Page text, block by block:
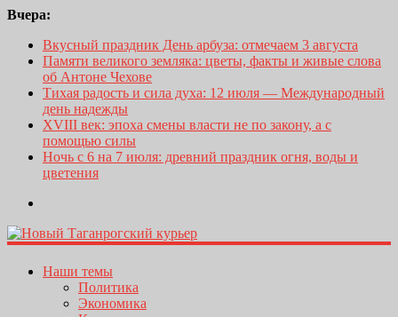
Вчера:
Вкусный праздник День арбуза: отмечаем 3 августа
Памяти великого земляка: цветы, факты и живые слова
об Антоне Чехове
Тихая радость и сила духа: 12 июля — Международный
день надежды
XVIII век: эпоха смены власти не по закону, а с
помощью силы
Ночь с 6 на 7 июля: древний праздник огня, воды и
цветения
Наши темы
Политика
Экономика